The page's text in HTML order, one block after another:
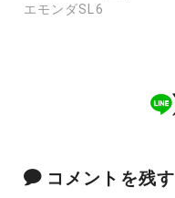
エモンダSL6
コメントを残す